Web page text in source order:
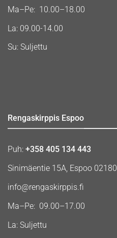
Ma–Pe: 10.00–18.00
La: 09.00-14.00
Su: Suljettu
Rengaskirppis Espoo
Puh: +358 405 134 443
Sinimäentie 15A, Espoo 02180
info@rengaskirppis.fi
Ma–Pe: 09.00–17.00
La: Suljettu